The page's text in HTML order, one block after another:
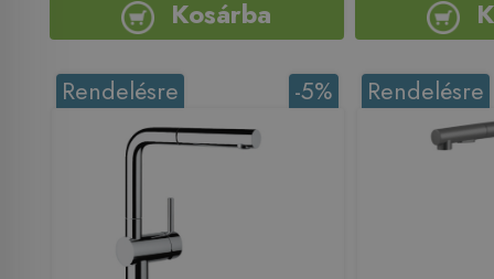
Kosárba
-5%
Rendelésre Rendelésre